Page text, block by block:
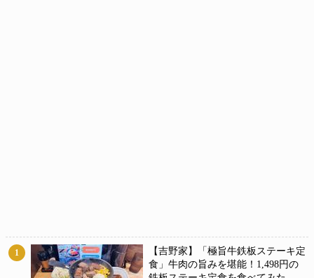
1
【吉野家】「極旨牛鉄板ステーキ定
食」牛肉の旨みを堪能！1,498円の